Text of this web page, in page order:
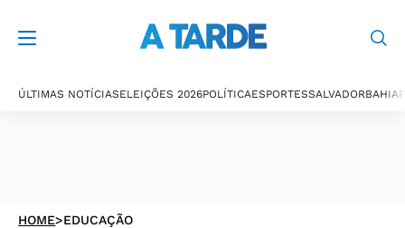
ÚLTIMAS NOTÍCIASELEIÇÕES 2026POLÍTICAESPORTESSALVADORBAHIA
HOME>EDUCAÇÃO